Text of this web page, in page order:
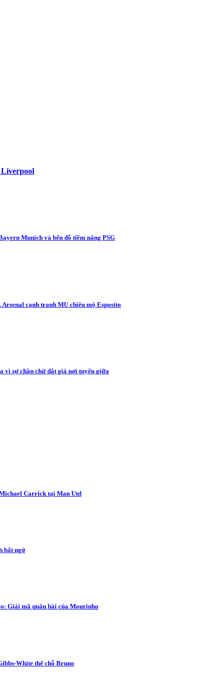
Liverpool
Munich và bến đỗ tiềm năng PSG
cạnh tranh MU chiêu mộ Esposito
vì sự chần chừ đắt giá nơi tuyến giữa
Carrick tại Man Utd
bất ngờ
Giải mã quân bài của Mourinho
White thế chỗ Bruno